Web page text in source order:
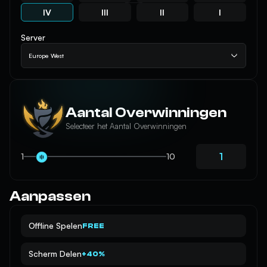
IV III II I
Server
Europe West
Aantal Overwinningen
Selecteer het Aantal Overwinningen
1 10
Aanpassen
Offline SpelenFREE
Scherm Delen+40%